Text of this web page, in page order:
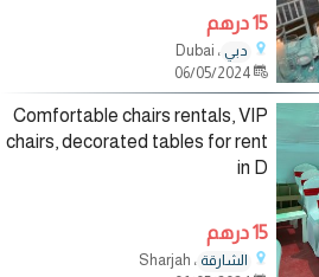
15 درهم
دبي ، Dubai
Comfortable chairs rentals, VIP
chairs, decorated tables for rent
in D
15 درهم
الشارقة ، Sharjah